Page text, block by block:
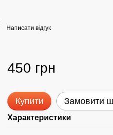
Написати відгук
450 грн
Купити Замовити
Характеристики